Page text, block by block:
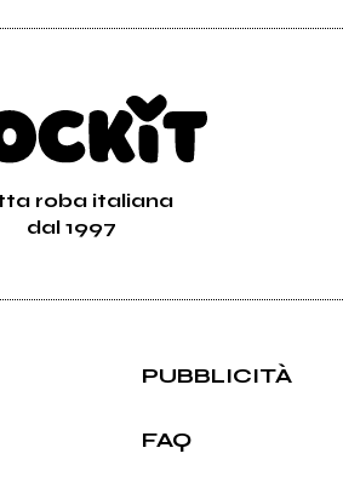
roba italiana
dal 1997
PUBBLICITÀ
FAQ